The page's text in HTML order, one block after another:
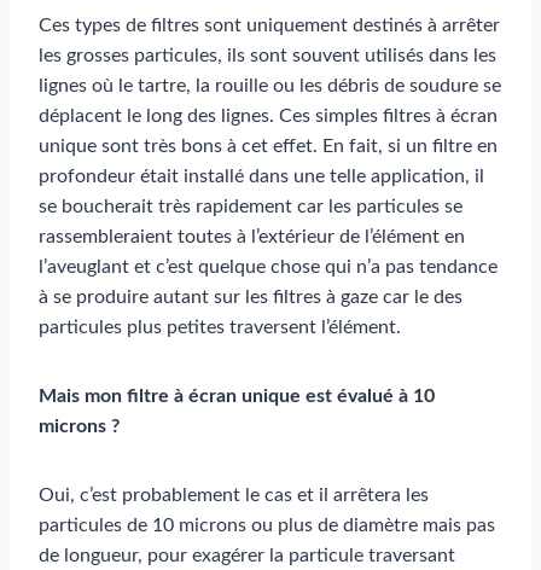
Ces types de filtres sont uniquement destinés à arrêter
les grosses particules, ils sont souvent utilisés dans les
lignes où le tartre, la rouille ou les débris de soudure se
déplacent le long des lignes. Ces simples filtres à écran
unique sont très bons à cet effet. En fait, si un filtre en
profondeur était installé dans une telle application, il
se boucherait très rapidement car les particules se
rassembleraient toutes à l’extérieur de l’élément en
l’aveuglant et c’est quelque chose qui n’a pas tendance
à se produire autant sur les filtres à gaze car le des
particules plus petites traversent l’élément.
Mais mon filtre à écran unique est évalué à 10
microns ?
Oui, c’est probablement le cas et il arrêtera les
particules de 10 microns ou plus de diamètre mais pas
de longueur, pour exagérer la particule traversant